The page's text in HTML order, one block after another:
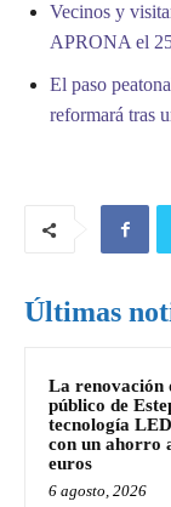
Vecinos y
APRONA el
El paso
reformará tras
Últimas
La renovación
público de
tecnología
con un ahorro
euros
6 agosto, 2026